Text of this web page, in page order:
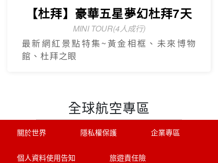
【杜拜】豪華五星夢幻杜拜7天
MINI TOUR(4人成行)
最新網紅景點特集~黃金相框、未來博物
館、杜拜之眼
全球航空專區
關於世界 隱私權保護 企業專區
個人資料使用告知 旅遊責任險